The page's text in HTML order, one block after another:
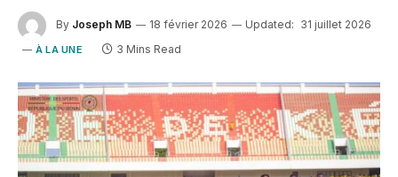
By Joseph MB 18 février 2026 Updated: 31 juillet 2026
À LA UNE 3 Mins Read